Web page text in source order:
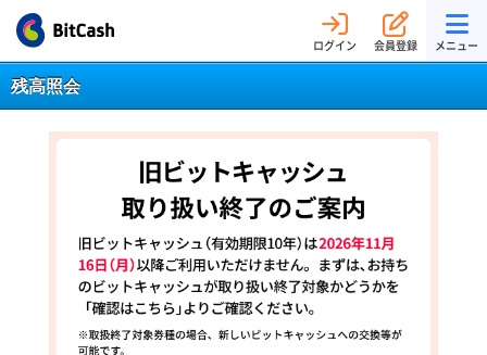
ログイン 会員登録 メニュー
残高照会